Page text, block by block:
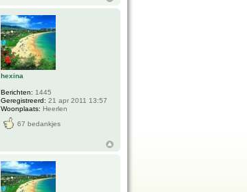
hexina
Berichten: 1445
Geregistreerd: 21 apr 2011 13:57
Woonplaats: Heerlen
67 bedankjes